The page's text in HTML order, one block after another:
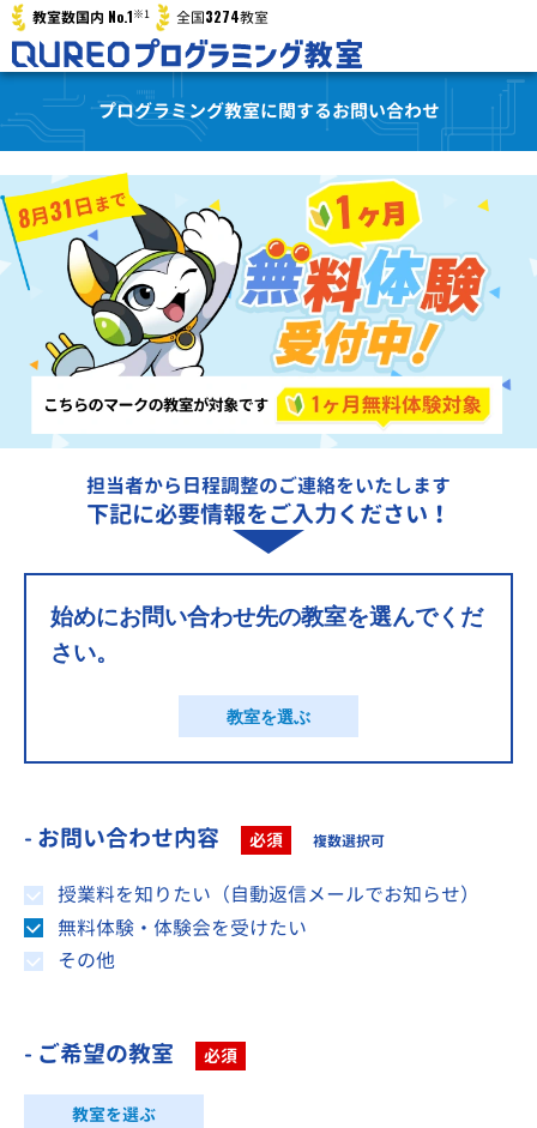
教室数国内 No.1※1 全国3274教室
プログラミング教室に関するお問い合わせ
担当者から日程調整のご連絡をいたします
下記に必要情報をご入力ください！
始めにお問い合わせ先の教室を選んでくだ
さい。
教室を選ぶ
- お問い合わせ内容 必須 複数選択可
授業料を知りたい（自動返信メールでお知らせ）
無料体験・体験会を受けたい
その他
- ご希望の教室 必須
教室を選ぶ